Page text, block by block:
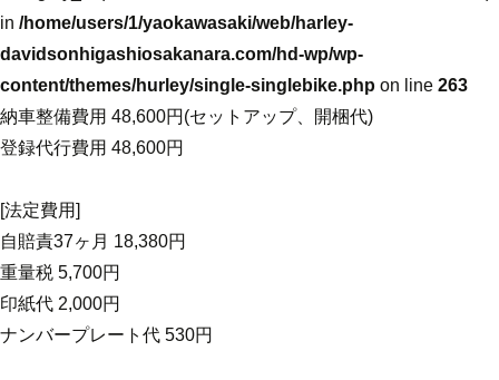
in /home/users/1/yaokawasaki/web/harley-
davidsonhigashiosakanara.com/hd-wp/wp-
content/themes/hurley/single-singlebike.php on line 263
納車整備費用 48,600円(セットアップ、開梱代)
登録代行費用 48,600円
[法定費用]
自賠責37ヶ月 18,380円
重量税 5,700円
印紙代 2,000円
ナンバープレート代 530円